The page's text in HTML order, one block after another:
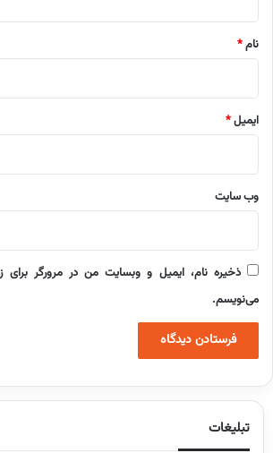
نام*
ایمیل*
وب‌ سایت
ذخیره نام، ایمیل و وبسایت من در مرورگر برای
می‌نویسم.
تبلیغات